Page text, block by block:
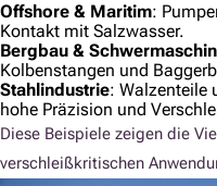
Offshore & Maritim:
Kontakt mit Salzwasser.
Bergbau &
Kolbenstangen und
Stahlindustrie: Walzenteile
hohe Präzision und
Diese Beispiele zeigen die
verschleißkritischen